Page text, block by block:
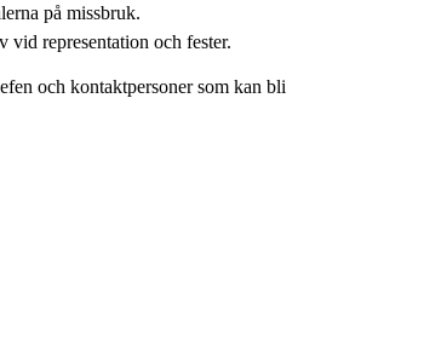
på missbruk.
representation och fester.
och kontaktpersoner som kan bli